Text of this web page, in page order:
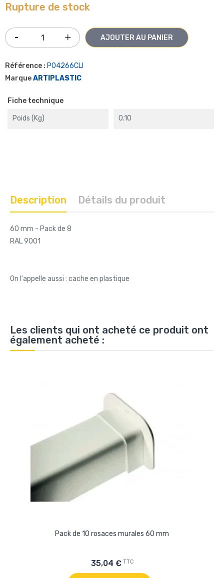
Rupture de stock
AJOUTER AU PANIER
Référence : P04266CLI
MarqueARTIPLASTIC
Fiche technique
Poids (kg) 0.10
Description Détails du produit
60 mm - Pack de 8
RAL 9001
On l'appelle aussi : cache en plastique
Les clients qui ont acheté ce produit ont
également acheté :
Pack de 10 rosaces murales 60 mm
35,04 € TTC